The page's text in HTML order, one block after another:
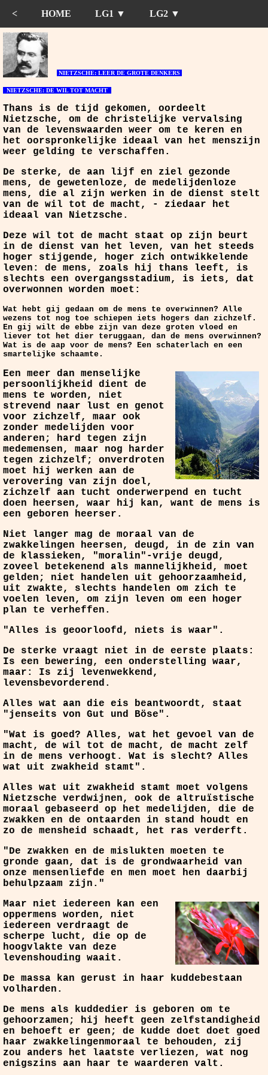
< HOME LG1 ▼ LG2 ▼
NIETZSCHE: LEER DE GROTE DENKERS
NIETZSCHE: DE WIL TOT MACHT
Thans is de tijd gekomen, oordeelt
Nietzsche, om de christelijke vervalsing
van de levenswaarden weer om te keren en
het oorspronkelijke ideaal van het menszijn
weer gelding te verschaffen.
De sterke, de aan lijf en ziel gezonde
mens, de gewetenloze, de medelijdenloze
mens, die al zijn werken in de dienst stelt
van de wil tot de macht, - ziedaar het
ideaal van Nietzsche.
Deze wil tot de macht staat op zijn beurt
in de dienst van het leven, van het steeds
hoger stijgende, hoger zich ontwikkelende
leven: de mens, zoals hij thans leeft, is
slechts een overgangsstadium, is iets, dat
overwonnen worden moet:
Wat hebt gij gedaan om de mens te overwinnen? Alle
wezens tot nog toe schiepen iets hogers dan zichzelf.
En gij wilt de ebbe zijn van deze groten vloed en
liever tot het dier teruggaan, dan de mens overwinnen?
Wat is de aap voor de mens? Een schaterlach en een
smartelijke schaamte.
Een meer dan menselijke
persoonlijkheid dient de
mens te worden, niet
strevend naar lust en genot
voor zichzelf, maar ook
zonder medelijden voor
anderen; hard tegen zijn
medemensen, maar nog harder
tegen zichzelf; onverdroten
moet hij werken aan de
verovering van zijn doel,
zichzelf aan tucht onderwerpend en tucht
doen heersen, waar hij kan, want de mens is
een geboren heerser.
Niet langer mag de moraal van de
zwakkelingen heersen, deugd, in de zin van
de klassieken, "moralin"-vrije deugd,
zoveel betekenend als mannelijkheid, moet
gelden; niet handelen uit gehoorzaamheid,
uit zwakte, slechts handelen om zich te
voelen leven, om zijn leven om een hoger
plan te verheffen.
"Alles is geoorloofd, niets is waar".
De sterke vraagt niet in de eerste plaats:
Is een bewering, een onderstelling waar,
maar: Is zij levenwekkend,
levensbevorderend.
Alles wat aan die eis beantwoordt, staat
"jenseits von Gut und Böse".
"Wat is goed? Alles, wat het gevoel van de
macht, de wil tot de macht, de macht zelf
in de mens verhoogt. Wat is slecht? Alles
wat uit zwakheid stamt".
Alles wat uit zwakheid stamt moet volgens
Nietzsche verdwijnen, ook de altruïstische
moraal gebaseerd op het medelijden, die de
zwakken en de ontaarden in stand houdt en
zo de mensheid schaadt, het ras verderft.
"De zwakken en de mislukten moeten te
gronde gaan, dat is de grondwaarheid van
onze mensenliefde en men moet hen daarbij
behulpzaam zijn."
Maar niet iedereen kan een
oppermens worden, niet
iedereen verdraagt de
scherpe lucht, die op de
hoogvlakte van deze
levenshouding waait.
De massa kan gerust in haar kuddebestaan
volharden.
De mens als kuddedier is geboren om te
gehoorzamen; hij heeft geen zelfstandigheid
en behoeft er geen; de kudde doet doet goed
haar zwakkelingenmoraal te behouden, zij
zou anders het laatste verliezen, wat nog
enigszins aan haar te waarderen valt.